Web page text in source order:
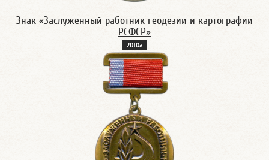
Знак «Заслуженный работник геодезии и картографии
РСФСР»
2010а